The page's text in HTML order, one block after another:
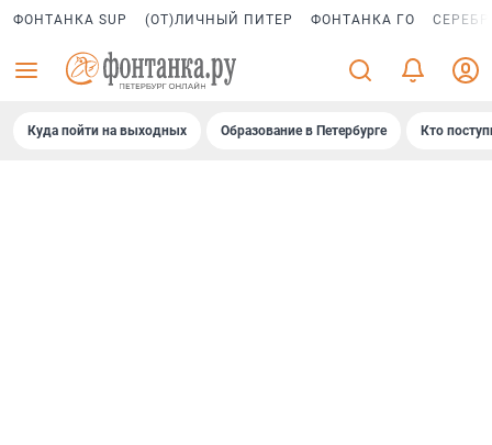
ФОНТАНКА SUP (ОТ)ЛИЧНЫЙ ПИТЕР ФОНТАНКА ГО
Куда пойти на выходных Образование в Петербурге Кто